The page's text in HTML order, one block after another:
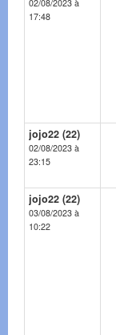
02/08/2023 à
17:48
jojo22 (22)
02/08/2023 à
23:15
jojo22 (22)
03/08/2023 à
10:22